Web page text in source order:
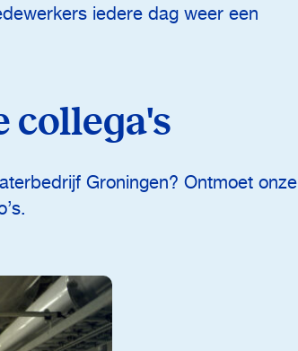
iedere dag weer een
collega's
Groningen? Ontmoet onze